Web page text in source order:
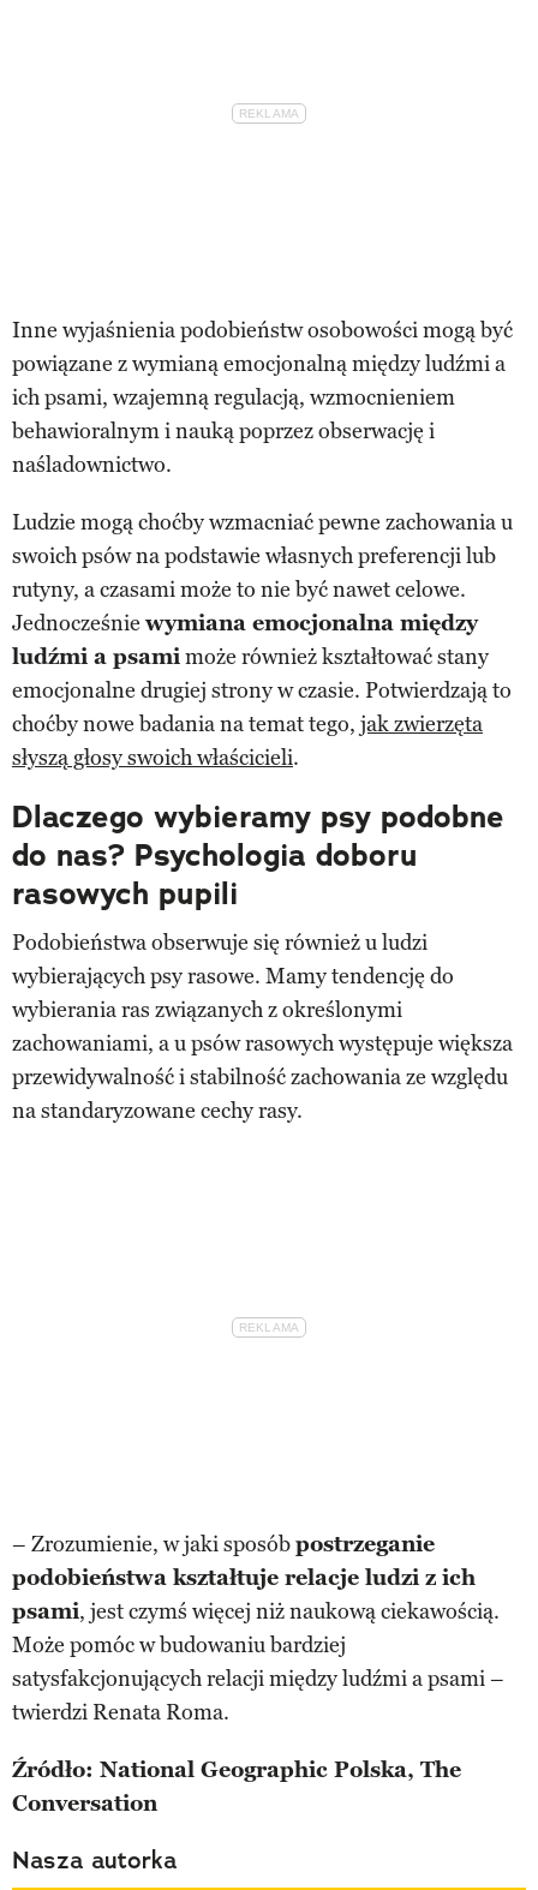
Inne wyjaśnienia podobieństw osobowości mogą być
powiązane z wymianą emocjonalną między ludźmi a
ich psami, wzajemną regulacją, wzmocnieniem
behawioralnym i nauką poprzez obserwację i
naśladownictwo.
Ludzie mogą choćby wzmacniać pewne zachowania u
swoich psów na podstawie własnych preferencji lub
rutyny, a czasami może to nie być nawet celowe.
Jednocześnie wymiana emocjonalna między
ludźmi a psamimoże również kształtować stany
emocjonalne drugiej strony w czasie. Potwierdzają to
choćby nowe badania na temat tego, jak zwierzęta
słyszą głosy swoich właścicieli.
Dlaczego wybieramy psy podobne
do nas? Psychologia doboru
rasowych pupili
Podobieństwa obserwuje się również u ludzi
wybierających psy rasowe. Mamy tendencję do
wybierania ras związanych z określonymi
zachowaniami, a u psów rasowych występuje większa
przewidywalność i stabilność zachowania ze względu
na standaryzowane cechy rasy.
– Zrozumienie, w jaki sposóbpostrzeganie
podobieństwa kształtuje relacje ludzi z ich
psami, jest czymś więcej niż naukową ciekawością.
Może pomóc w budowaniu bardziej
satysfakcjonujących relacji między ludźmi a psami –
twierdzi Renata Roma.
Źródło: National Geographic Polska, The
Conversation
Nasza autorka